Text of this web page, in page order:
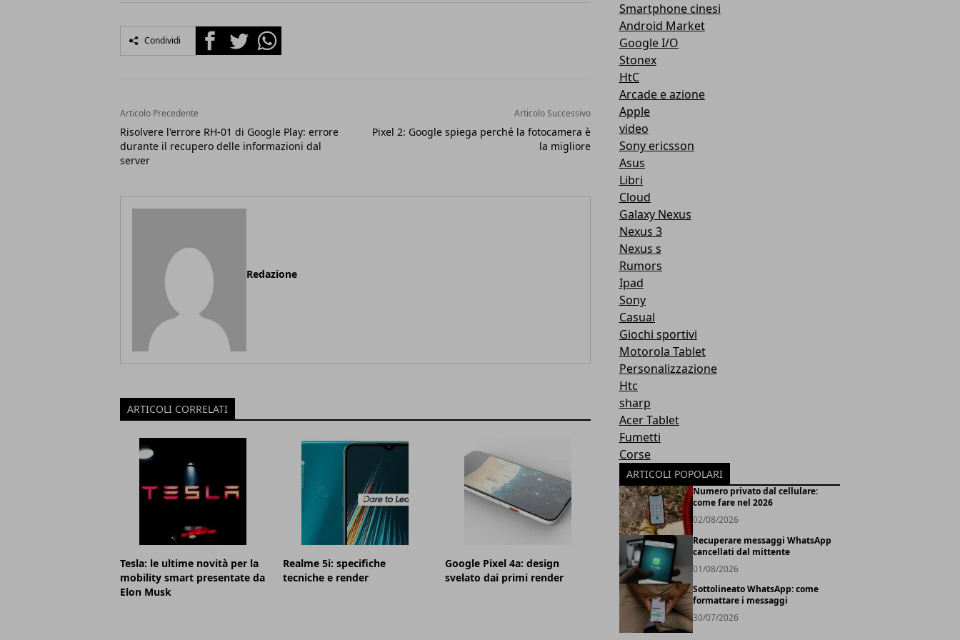
Condividi FacebookTwitterWhatsapp
Articolo Precedente
Risolvere l'errore RH-01 di Google Play: errore
durante il recupero delle informazioni dal
server
Articolo Successivo
Pixel 2: Google spiega perché la fotocamera è
la migliore
Redazione
ARTICOLI CORRELATI
Tesla: le ultime novità per la
mobility smart presentate da
Elon Musk
Realme 5i: specifiche
tecniche e render
Google Pixel 4a: design
svelato dai primi render
Smartphone cinesi
Android Market
Google I/O
Stonex
HtC
Arcade e azione
Apple
video
Sony ericsson
Asus
Libri
Cloud
Galaxy Nexus
Nexus 3
Nexus s
Rumors
Ipad
Sony
Casual
Giochi sportivi
Motorola Tablet
Personalizzazione
Htc
sharp
Acer Tablet
Fumetti
Corse
ARTICOLI POPOLARI
Numero privato dal cellulare:
come fare nel 2026
02/08/2026
Recuperare messaggi WhatsApp
cancellati dal mittente
01/08/2026
Sottolineato WhatsApp: come
formattare i messaggi
30/07/2026